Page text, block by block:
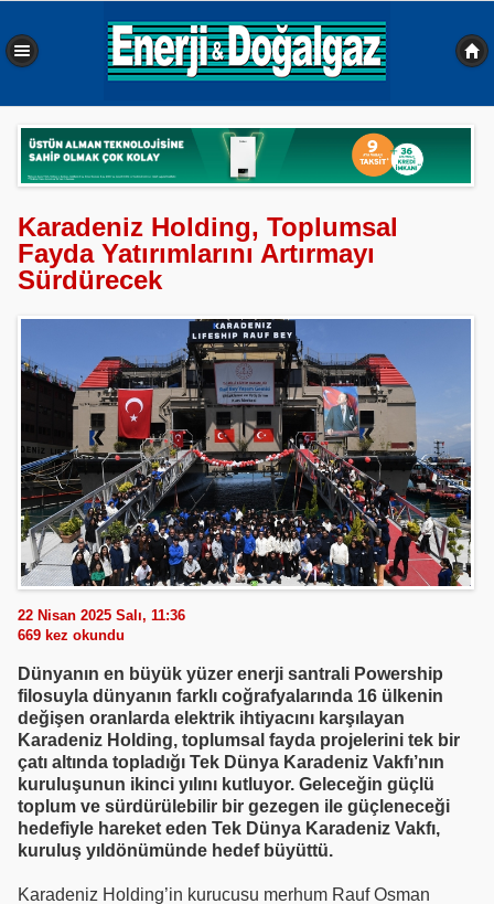
Karadeniz Holding, Toplumsal
Fayda Yatırımlarını Artırmayı
Sürdürecek
22 Nisan 2025 Salı, 11:36
669 kez okundu
Dünyanın en büyük yüzer enerji santrali Powership
filosuyla dünyanın farklı coğrafyalarında 16 ülkenin
değişen oranlarda elektrik ihtiyacını karşılayan
Karadeniz Holding, toplumsal fayda projelerini tek bir
çatı altında topladığı Tek Dünya Karadeniz Vakfı’nın
kuruluşunun ikinci yılını kutluyor. Geleceğin güçlü
toplum ve sürdürülebilir bir gezegen ile güçleneceği
hedefiyle hareket eden Tek Dünya Karadeniz Vakfı,
kuruluş yıldönümünde hedef büyüttü.
Karadeniz Holding’in kurucusu merhum Rauf Osman
0,508 sn